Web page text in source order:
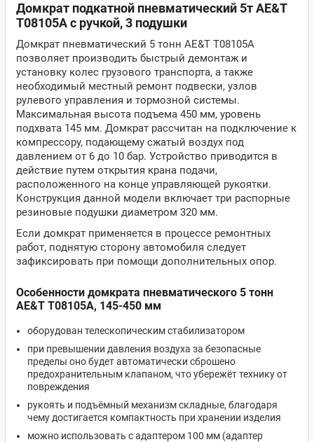
Домкрат подкатной пневматический 5т AE&T
T08105A с ручкой, 3 подушки
Домкрат пневматический 5 тонн AE&T T08105A
позволяет производить быстрый демонтаж и
установку колес грузового транспорта, а также
необходимый местный ремонт подвески, узлов
рулевого управления и тормозной системы.
Максимальная высота подъема 450 мм, уровень
подхвата 145 мм. Домкрат рассчитан на подключение к
компрессору, подающему сжатый воздух под
давлением от 6 до 10 бар. Устройство приводится в
действие путем открытия крана подачи,
расположенного на конце управляющей рукоятки.
Конструкция данной модели включает три распорные
резиновые подушки диаметром 320 мм.
Если домкрат применяется в процессе ремонтных
работ, поднятую сторону автомобиля следует
зафиксировать при помощи дополнительных опор.
Особенности домкрата пневматического 5 тонн
AE&T T08105A, 145-450 мм
оборудован телескопическим стабилизатором
при превышении давления воздуха за безопасные
пределы оно будет автоматически сброшено
предохранительным клапаном, что убережёт технику от
повреждения
рукоять и подъёмный механизм складные, благодаря
чему достигается компактность при хранении изделия
можно использовать с адаптером 100 мм (адаптер